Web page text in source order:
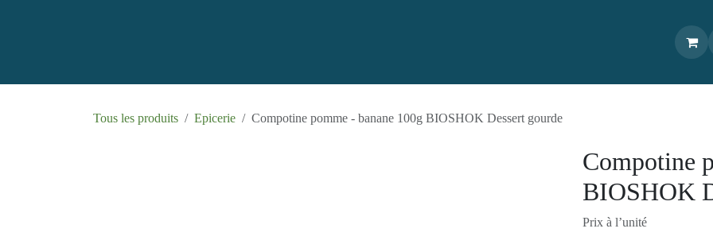
Tous les produits Epicerie Compotine pomme - banane 100g BIOSHOK Dessert gourde
Compotine
BIOSHOK
Prix à l’unité